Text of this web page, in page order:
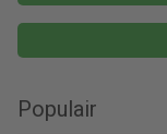
Populair